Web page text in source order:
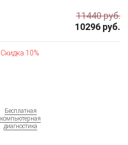
Бесплатная
компьютерная
диагностика
11440руб.
10296 руб.
Скидка 10%